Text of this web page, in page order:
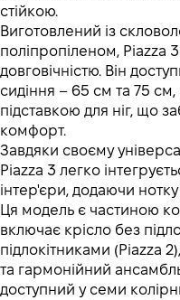
стійкою.
Виготовлений із
поліпропіленом, Piazza
довговічністю. Він
сидіння – 65 см та 75
підставкою для ніг, що
комфорт.
Завдяки своєму
Piazza 3 легко
інтер'єри, додаючи нотку
Ця модель є частиною
включає крісло без
підлокітниками (Piazza
та гармонійний
доступний у семи